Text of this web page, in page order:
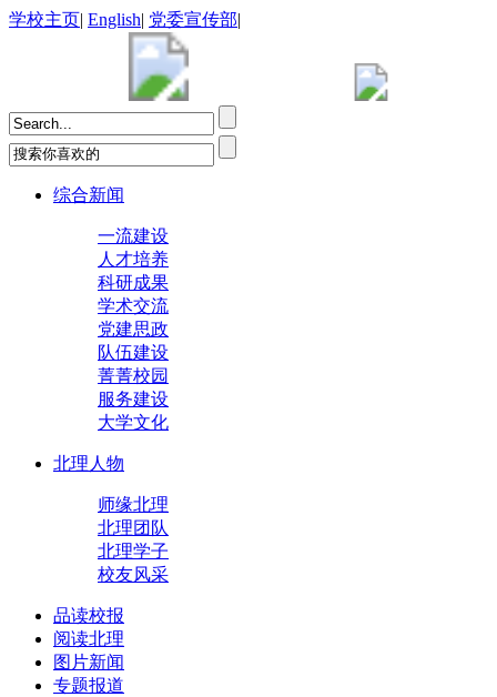
学校主页| English| 党委宣传部|
综合新闻
一流建设
人才培养
科研成果
学术交流
党建思政
队伍建设
菁菁校园
服务建设
大学文化
北理人物
师缘北理
北理团队
北理学子
校友风采
品读校报
阅读北理
图片新闻
专题报道